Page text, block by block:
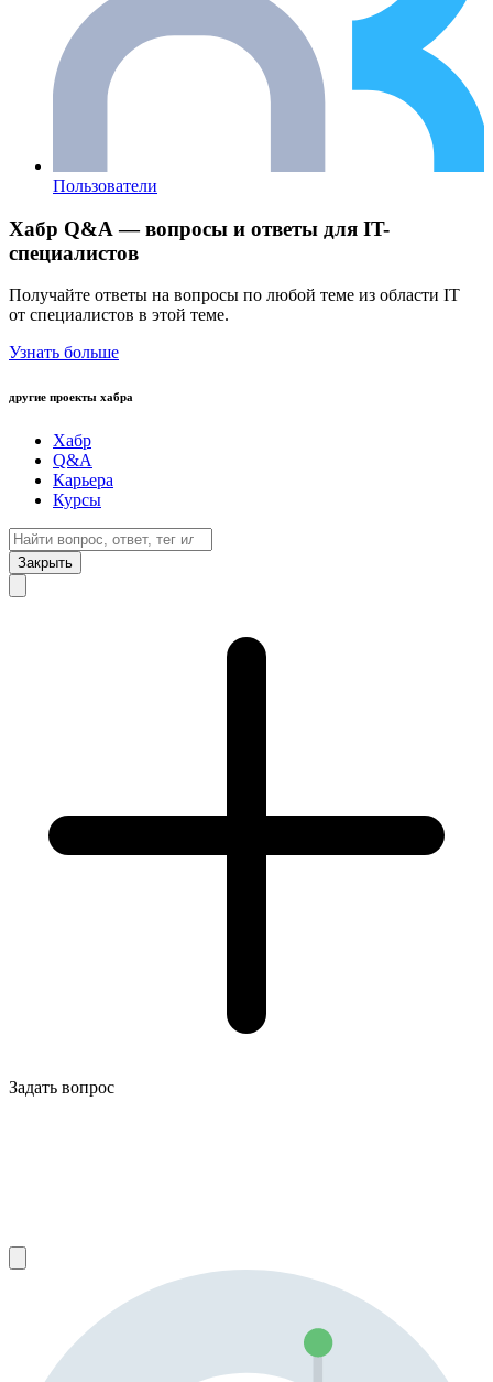
Пользователи
Хабр Q&A — вопросы и ответы для IT-
специалистов
Получайте ответы на вопросы по любой теме из области IT
от специалистов в этой теме.
Узнать больше
другие проекты хабра
Хабр
Q&A
Карьера
Курсы
Закрыть
Задать вопрос